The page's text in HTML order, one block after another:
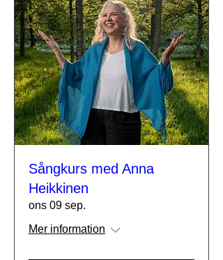
Sångkurs med Anna
Heikkinen
ons 09 sep.
Mer information